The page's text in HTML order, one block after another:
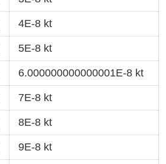
4E-8 kt
5E-8 kt
6.000000000000001E-8 kt
7E-8 kt
8E-8 kt
9E-8 kt